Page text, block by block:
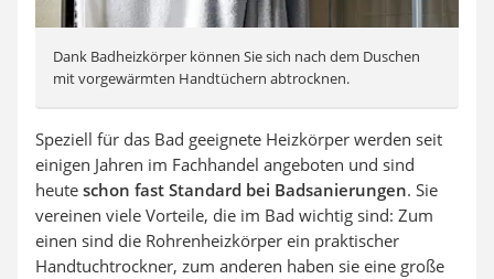
Dank Badheizkörper können Sie sich nach dem Duschen
mit vorgewärmten Handtüchern abtrocknen.
Speziell für das Bad geeignete Heizkörper werden seit
einigen Jahren im Fachhandel angeboten und sind
heute schon fast Standard bei Badsanierungen. Sie
vereinen viele Vorteile, die im Bad wichtig sind: Zum
einen sind die Rohrenheizkörper ein praktischer
Handtuchtrockner, zum anderen haben sie eine große